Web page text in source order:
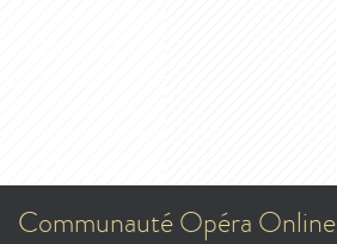
Communauté Opéra Online